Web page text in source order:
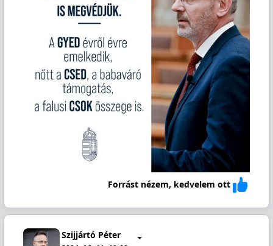
Forrást nézem, kedvelem ott
Szijjártó Péter